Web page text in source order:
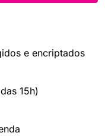
e encriptados
15h)